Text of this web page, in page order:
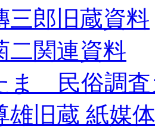
三郎旧蔵資料
二関連資料
ま 民俗調査
雄旧蔵 紙媒